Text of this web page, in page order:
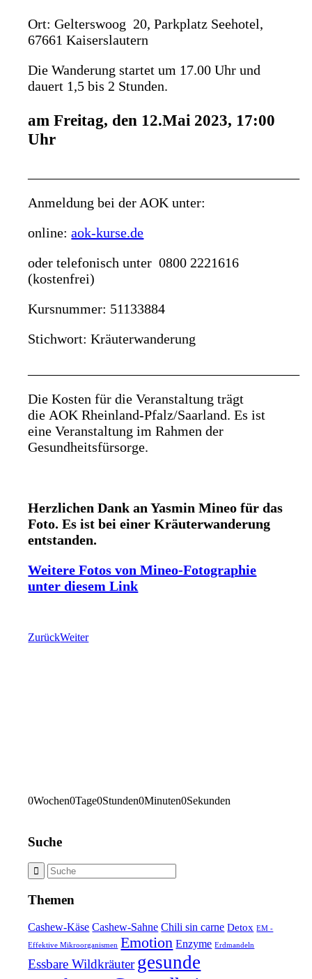
Ort: Gelterswoog 20, Parkplatz Seehotel,
67661 Kaiserslautern
Die Wanderung startet um 17.00 Uhr und
dauert 1,5 bis 2 Stunden.
am Freitag, den 12.Mai 2023, 17:00
Uhr
Anmeldung bei der AOK unter:
online:aok-kurse.de
oder telefonisch unter 0800 2221616
(kostenfrei)
Kursnummer: 51133884
Stichwort: Kräuterwanderung
Die Kosten für die Veranstaltung trägt
die AOK Rheinland-Pfalz/Saarland. Es ist
eine Veranstaltung im Rahmen der
Gesundheitsfürsorge.
Herzlichen Dank an Yasmin Mineo für das
Foto. Es ist bei einer Kräuterwanderung
entstanden.
Weitere Fotos von Mineo-Fotographie
unter diesem Link
ZurückWeiter
0Wochen0Tage0Stunden0Minuten0Sekunden
Suche
Themen
Cashew-Käse Cashew-Sahne Chili sin carne Detox EM -
Effektive Mikroorganismen Emotion Enzyme Erdmandeln
Essbare Wildkräuter gesunde